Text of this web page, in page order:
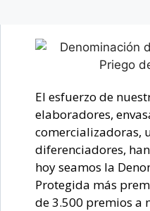
El esfuerzo de
elaboradores,
comercializadoras,
diferenciadores,
hoy seamos la
Protegida más
de 3.500 premios a